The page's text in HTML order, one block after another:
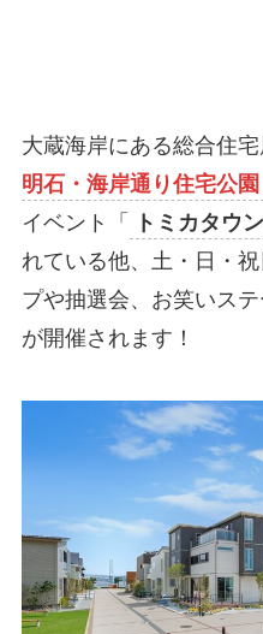
大蔵海岸にある総合住
明石・海岸通り住宅公園
イベント「
トミカタウ
れている他、土・日・
プや抽選会、お笑いス
が開催されます！